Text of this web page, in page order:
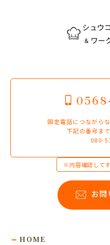
固定電話につながら
下記の番号ま
080-
※内容確認して
お問
HOME